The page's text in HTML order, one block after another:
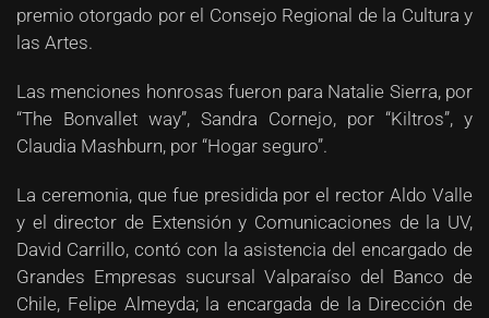
premio otorgado por el Consejo Regional de la Cultura y
las Artes.
Las menciones honrosas fueron para Natalie Sierra, por
“The Bonvallet way”, Sandra Cornejo, por “Kiltros”, y
Claudia Mashburn, por “Hogar seguro”.
La ceremonia, que fue presidida por el rector Aldo Valle
y el director de Extensión y Comunicaciones de la UV,
David Carrillo, contó con la asistencia del encargado de
Grandes Empresas sucursal Valparaíso del Banco de
Chile, Felipe Almeyda; la encargada de la Dirección de